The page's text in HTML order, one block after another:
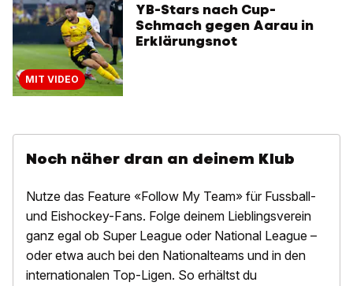
MIT VIDEO
YB-Stars nach Cup-
Schmach gegen Aarau in
Erklärungsnot
Noch näher dran an deinem Klub
Nutze das Feature «Follow My Team» für Fussball-
und Eishockey-Fans. Folge deinem Lieblingsverein
ganz egal ob Super League oder National League –
oder etwa auch bei den Nationalteams und in den
internationalen Top-Ligen. So erhältst du